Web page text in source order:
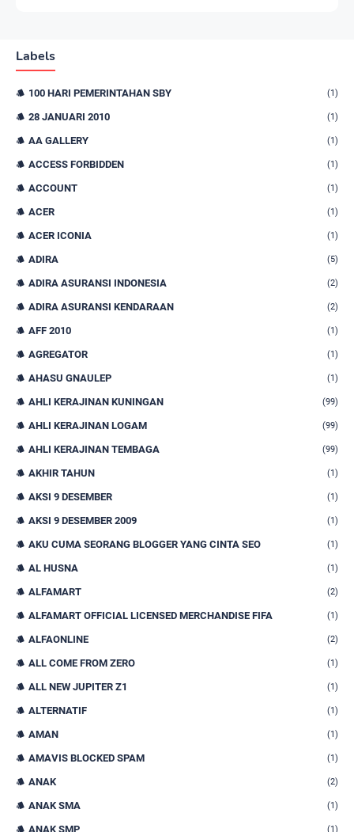
Labels
100 HARI PEMERINTAHAN SBY (1)
28 JANUARI 2010 (1)
AA GALLERY (1)
ACCESS FORBIDDEN (1)
ACCOUNT (1)
ACER (1)
ACER ICONIA (1)
ADIRA (5)
ADIRA ASURANSI INDONESIA (2)
ADIRA ASURANSI KENDARAAN (2)
AFF 2010 (1)
AGREGATOR (1)
AHASU GNAULEP (1)
AHLI KERAJINAN KUNINGAN (99)
AHLI KERAJINAN LOGAM (99)
AHLI KERAJINAN TEMBAGA (99)
AKHIR TAHUN (1)
AKSI 9 DESEMBER (1)
AKSI 9 DESEMBER 2009 (1)
AKU CUMA SEORANG BLOGGER YANG CINTA SEO (1)
AL HUSNA (1)
ALFAMART (2)
ALFAMART OFFICIAL LICENSED MERCHANDISE FIFA (1)
ALFAONLINE (2)
ALL COME FROM ZERO (1)
ALL NEW JUPITER Z1 (1)
ALTERNATIF (1)
AMAN (1)
AMAVIS BLOCKED SPAM (1)
ANAK (2)
ANAK SMA (1)
ANAK SMP (1)